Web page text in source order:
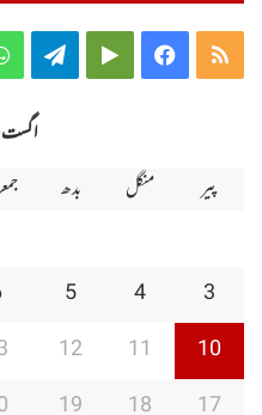
RSS
Facebook
Google
اگست 2026
پیر
منگل بدھ
3
4
5
10
11
12
17
18
19